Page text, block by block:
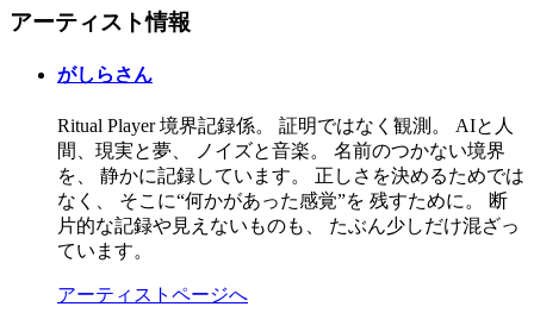
アーティスト情報
がしらさん
Ritual Player 境界記録係。 証明ではなく観測。 AIと人
間、現実と夢、 ノイズと音楽。 名前のつかない境界
を、 静かに記録しています。 正しさを決めるためでは
なく、 そこに“何かがあった感覚”を 残すために。 断
片的な記録や見えないものも、 たぶん少しだけ混ざっ
ています。
アーティストページへ